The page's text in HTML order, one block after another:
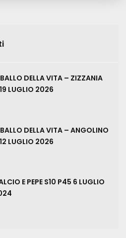
DELLA VITA – ZIZZANIA
LUGLIO 2026
DELLA VITA – ANGOLINO
LUGLIO 2026
E PEPE S10 P45 6 LUGLIO